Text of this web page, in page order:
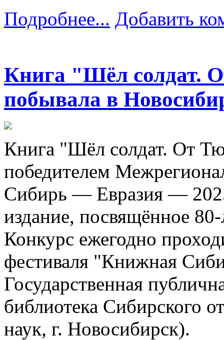
Подробнее... Добавить
Книга "Шёл солдат.
побывала в
Книга "Шёл солдат. От
победителем
Сибирь — Евразия —
издание, посвящённое
Конкурс ежегодно
фестиваля "Книжная
Государственная
библиотека Сибирского
наук, г. Новосибирск).